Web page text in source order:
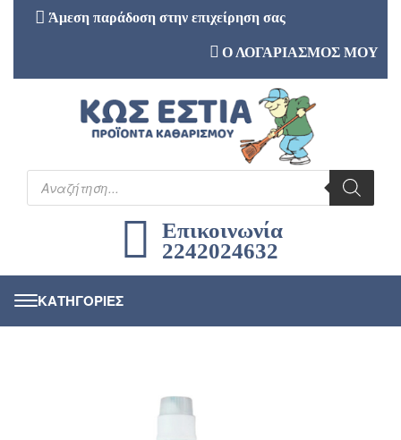
Άμεση παράδοση στην επιχείρηση σας
Ο ΛΟΓΑΡΙΑΣΜΟΣ ΜΟΥ
Επικοινωνία
2242024632